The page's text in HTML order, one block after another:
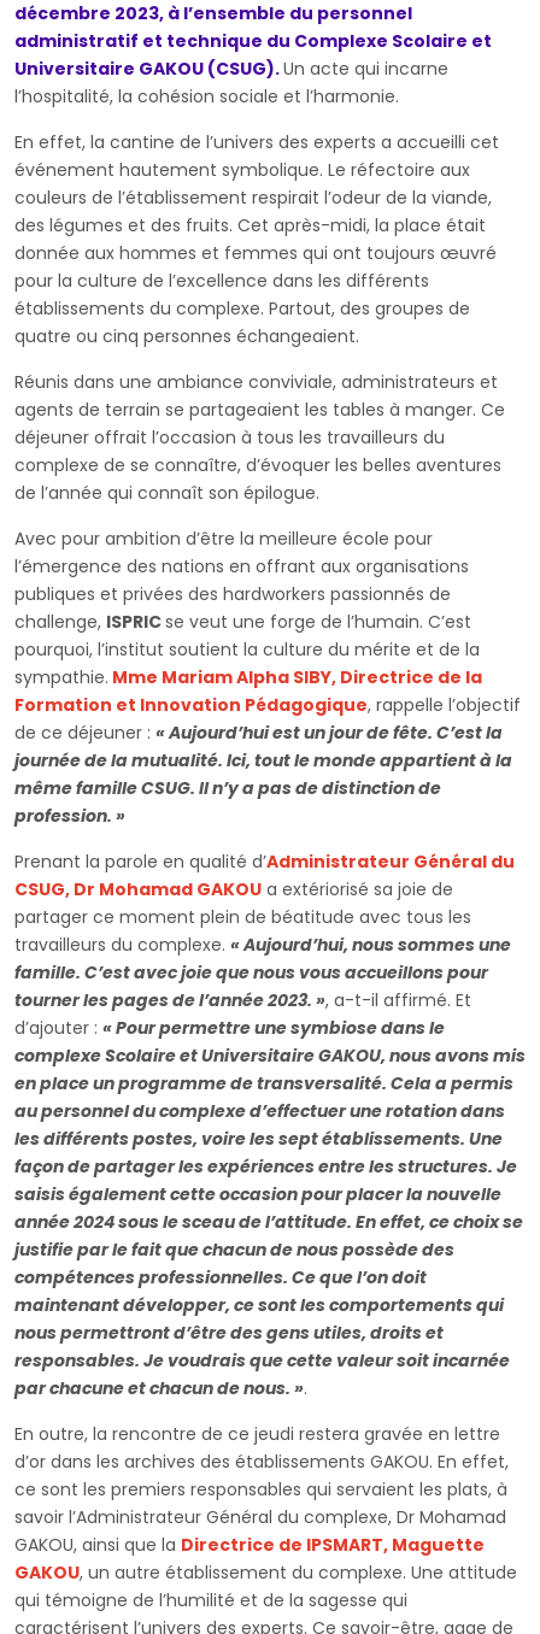
décembre 2023, à l’ensemble du personnel
administratif et technique du Complexe Scolaire et
Universitaire GAKOU (CSUG).Un acte qui incarne
l’hospitalité, la cohésion sociale et l’harmonie.
En effet, la cantine de l’univers des experts a accueilli cet
événement hautement symbolique. Le réfectoire aux
couleurs de l’établissement respirait l’odeur de la viande,
des légumes et des fruits. Cet après-midi, la place était
donnée aux hommes et femmes qui ont toujours œuvré
pour la culture de l’excellence dans les différents
établissements du complexe. Partout, des groupes de
quatre ou cinq personnes échangeaient.
Réunis dans une ambiance conviviale, administrateurs et
agents de terrain se partageaient les tables à manger. Ce
déjeuner offrait l’occasion à tous les travailleurs du
complexe de se connaître, d’évoquer les belles aventures
de l’année qui connaît son épilogue.
Avec pour ambition d’être la meilleure école pour
l’émergence des nations en offrant aux organisations
publiques et privées des hardworkers passionnés de
challenge, ISPRICse veut une forge de l’humain. C’est
pourquoi, l’institut soutient la culture du mérite et de la
sympathie. Mme Mariam Alpha SIBY, Directrice de la
Formation et Innovation Pédagogique, rappelle l’objectif
de ce déjeuner : « Aujourd’hui est un jour de fête. C’est la
journée de la mutualité. Ici, tout le monde appartient à la
même famille CSUG. Il n’y a pas de distinction de
profession. »
Prenant la parole en qualité d’Administrateur Général du
CSUG, Dr Mohamad GAKOU a extériorisé sa joie de
partager ce moment plein de béatitude avec tous les
travailleurs du complexe. « Aujourd’hui, nous sommes une
famille. C’est avec joie que nous vous accueillons pour
tourner les pages de l’année 2023. », a-t-il affirmé. Et
d’ajouter : « Pour permettre une symbiose dans le
complexe Scolaire et Universitaire GAKOU, nous avons mis
en place un programme de transversalité. Cela a permis
au personnel du complexe d’effectuer une rotation dans
les différents postes, voire les sept établissements. Une
façon de partager les expériences entre les structures. Je
saisis également cette occasion pour placer la nouvelle
année 2024 sous le sceau de l’attitude. En effet, ce choix se
justifie par le fait que chacun de nous possède des
compétences professionnelles. Ce que l’on doit
maintenant développer, ce sont les comportements qui
nous permettront d’être des gens utiles, droits et
responsables. Je voudrais que cette valeur soit incarnée
par chacune et chacun de nous. ».
En outre, la rencontre de ce jeudi restera gravée en lettre
d’or dans les archives des établissements GAKOU. En effet,
ce sont les premiers responsables qui servaient les plats, à
savoir l’Administrateur Général du complexe, Dr Mohamad
GAKOU, ainsi que la Directrice de IPSMART, Maguette
GAKOU, un autre établissement du complexe. Une attitude
qui témoigne de l’humilité et de la sagesse qui
caractérisent l’univers des experts. Ce savoir-être, gage de